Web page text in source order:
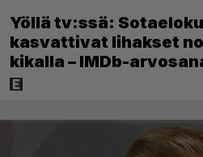
Yöllä tv:ssä:
kasvattivat lihakset
kikalla – IMDb-